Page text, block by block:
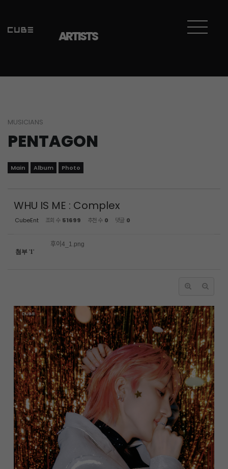
ARTISTS
MUSICIANS
PENTAGON
Main Album Photo
WHU IS ME : Complex
CubeEnt 조회 수 51699 추천 수 0 댓글 0
첨부 '1'
후이4_1.png